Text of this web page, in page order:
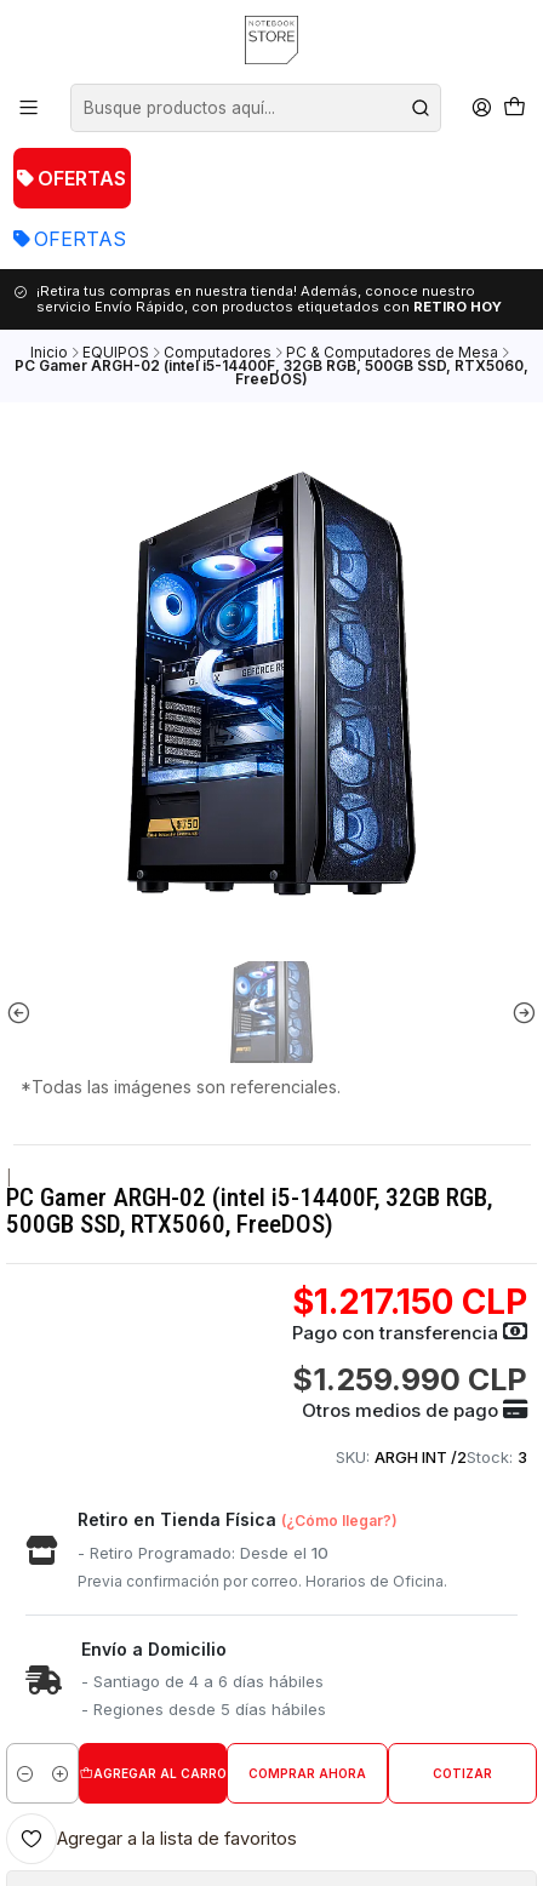
OFERTAS
OFERTAS
¡Retira tus compras en nuestra tienda! Además, conoce nuestro
servicio Envío Rápido, con productos etiquetados con RETIRO HOY
Inicio EQUIPOS Computadores PC & Computadores de Mesa
PC Gamer ARGH-02 (intel i5-14400F, 32GB RGB, 500GB SSD, RTX5060,
FreeDOS)
*Todas las imágenes son referenciales.
PC Gamer ARGH-02 (intel i5-14400F, 32GB RGB,
500GB SSD, RTX5060, FreeDOS)
$1.217.150 CLP
Pago con transferencia
$1.259.990 CLP
Otros medios de pago
SKU: ARGH INT /2Stock: 3
Retiro en Tienda Física (¿Cómo llegar?)
- Retiro Programado: Desde el10
Previa confirmación por correo. Horarios de Oficina.
Envío a Domicilio
- Santiago de 4 a 6 días hábiles
- Regiones desde 5 días hábiles
Cantidad
AGREGAR AL CARRO COMPRAR AHORA COTIZAR
Agregar a la lista de favoritos